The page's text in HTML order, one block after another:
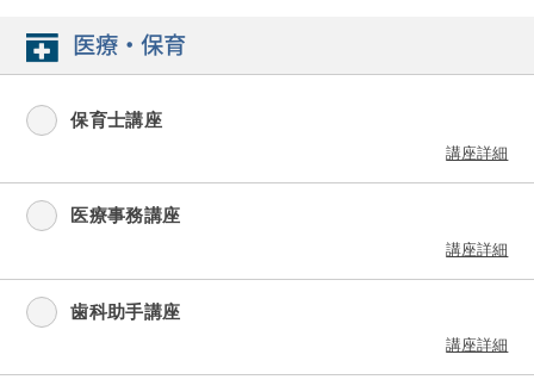
医療・保育
保育士講座
講座詳細
医療事務講座
講座詳細
歯科助手講座
講座詳細